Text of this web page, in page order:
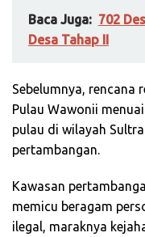
Baca Juga: 702
Desa Tahap II
Sebelumnya, rencana
Pulau Wawonii
pulau di wilayah
pertambangan.
Kawasan
memicu beragam
ilegal, maraknya